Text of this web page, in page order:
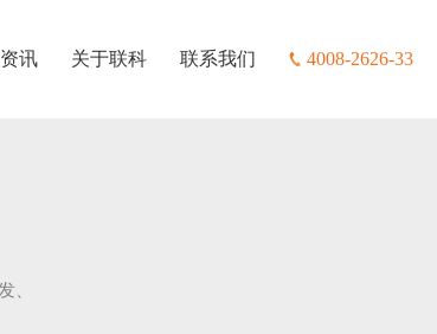
讯 关于联科 联系我们 4008-2626-33
、